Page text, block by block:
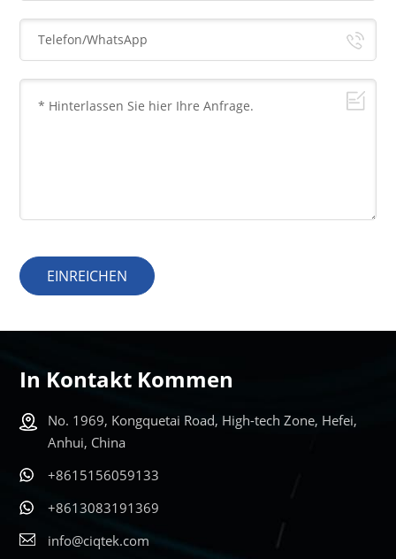
EINREICHEN
In Kontakt Kommen
No. 1969, Kongquetai Road, High-tech Zone, Hefei,
Anhui, China
+8615156059133
+8613083191369
info@ciqtek.com